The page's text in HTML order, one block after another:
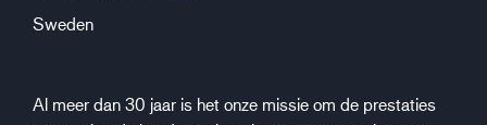
Sweden
Al meer dan 30 jaar is het onze missie om de prestaties